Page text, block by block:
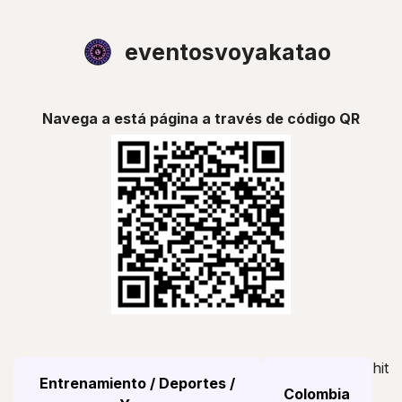
eventosvoyakatao
Navega a está página a través de código QR
Entrenamiento / Deportes /
Colombia
hit